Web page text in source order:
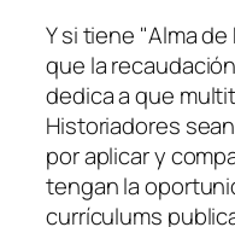
Y si tiene "Alma
que la
dedica a que
Historiadores
por aplicar y
tengan la
currículums